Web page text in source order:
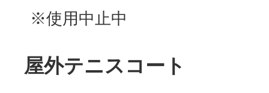
※使用中止中
屋外テニスコート